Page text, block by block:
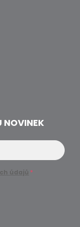
NOVINEK
údajů *